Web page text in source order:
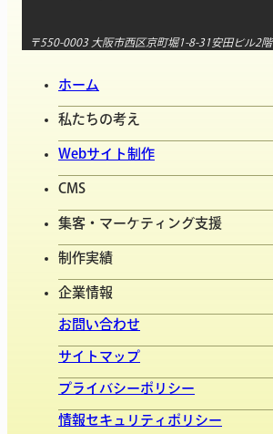
〒550-0003 大阪市西区京町堀1-8-31安田ビル2階
ホーム
私たちの考え
Webサイト制作
CMS
集客・マーケティング支援
制作実績
企業情報
お問い合わせ
サイトマップ
プライバシーポリシー
情報セキュリティポリシー